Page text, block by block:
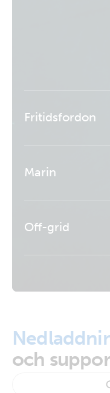
Fritidsfordon
Marin
Off-grid
och